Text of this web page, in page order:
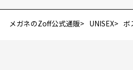
メガネのZoff公式通販 UNISEX ボ